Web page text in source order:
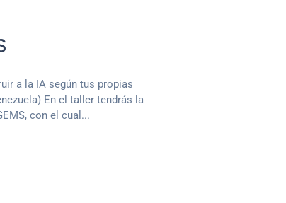
a la IA según tus propias
En el taller tendrás la
con el cual...